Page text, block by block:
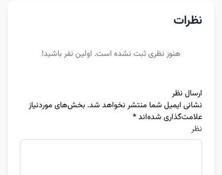
نظرات
هنوز نظری ثبت نشده است. اولین نفر باشید!
ارسال نظر
نشانی ایمیل شما منتشر نخواهد شد. بخش‌های موردنیاز
علامت‌گذاری شده‌اند*
نظر